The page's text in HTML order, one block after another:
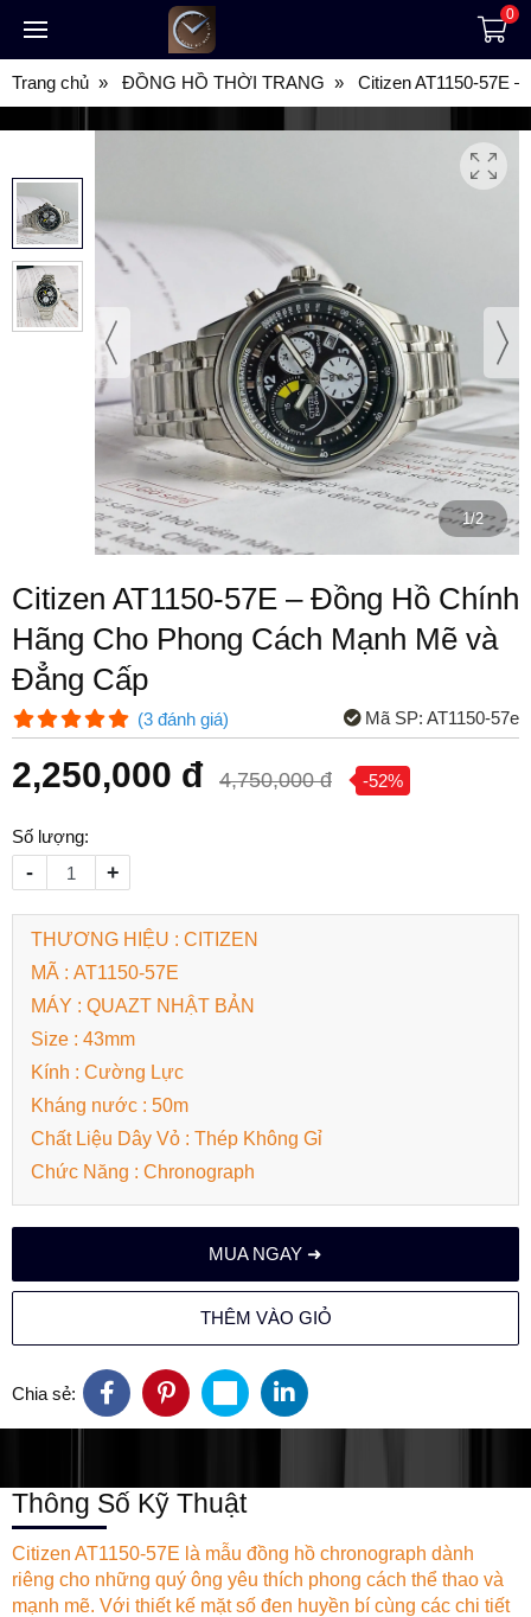
0
Trang chủ ĐỒNG HỒ THỜI TRANG Citizen AT1150-57E
1/2
Citizen AT1150-57E – Đồng Hồ Chính
Hãng Cho Phong Cách Mạnh Mẽ và
Đẳng Cấp
(3 đánh giá) Mã SP: AT1150-57e
2,250,000 đ 4,750,000 đ -52%
Số lượng:
- +
THƯƠNG HIỆU : CITIZEN
MÃ : AT1150-57E
MÁY : QUAZT NHẬT BẢN
Size : 43mm
Kính : Cường Lực
Kháng nước : 50m
Chất Liệu Dây Vỏ : Thép Không Gỉ
Chức Năng : Chronograph
MUA NGAY ➜
THÊM VÀO GIỎ
Chia sẻ:
Thông Số Kỹ Thuật
Citizen AT1150-57E là mẫu đồng hồ chronograph dành
riêng cho những quý ông yêu thích phong cách thể thao và
mạnh mẽ. Với thiết kế mặt số đen huyền bí cùng các chi tiết